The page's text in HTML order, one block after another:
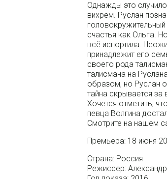
Однажды это
вихрем. Руслан
счастья как Ольга.
всё испортила.
принадлежит его
своего рода
талисмана на
образом, но Руслан
тайна скрывается за
Хочется отметить,
певца Волгина
Смотрите на нашем
Премьера: 18 июня
Страна: Россия
Режиссер: